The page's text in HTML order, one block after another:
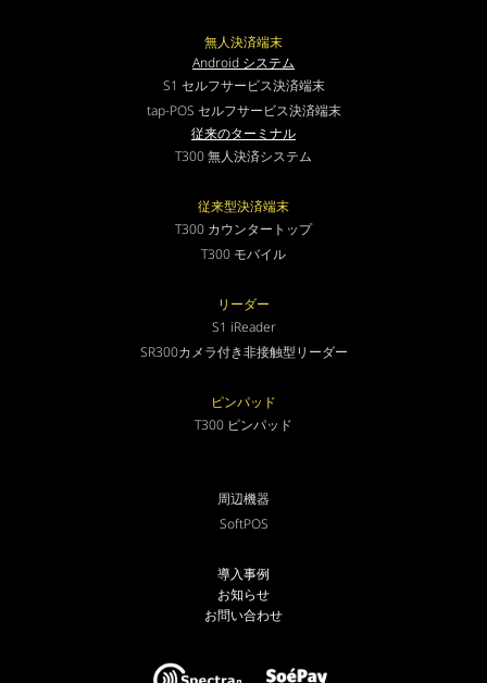
無人決済端末
Android システム
S1 セルフサービス決済端末
tap-POS セルフサービス決済端末
従来のターミナル
T300 無人決済システム
従来型決済端末
T300 カウンタートップ
T300 モバイル
リーダー
S1 iReader
SR300カメラ付き非接触型リーダー
ピンパッド
T300 ピンパッド
周辺機器
SoftPOS
導入事例
お知らせ
お問い合わせ